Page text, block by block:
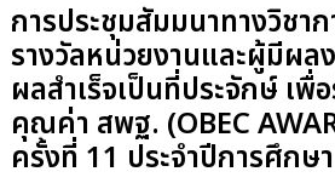
การประชุมสัมมนาทางวิชา
รางวัลหน่วยงานและผู้มีผล
ผลสำเร็จเป็นที่ประจักษ์ เพื่
คุณค่า สพฐ. (OBEC
ครั้งที่ 11 ประจำปีการศึกษ